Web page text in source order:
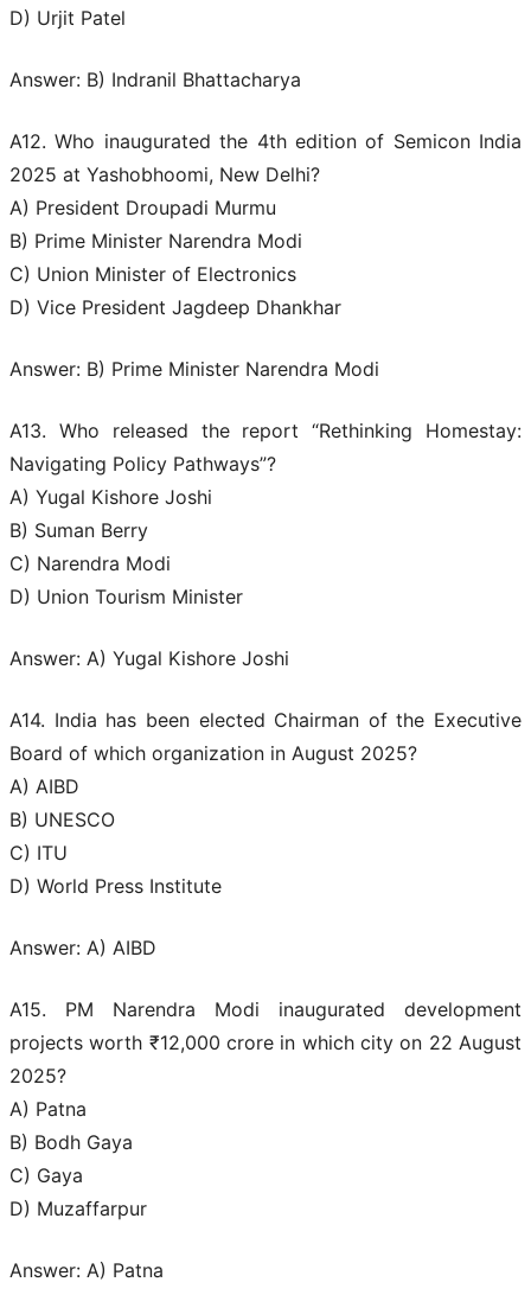
D) Urjit Patel
Answer: B) Indranil Bhattacharya
A12. Who inaugurated the 4th edition of Semicon India
2025 at Yashobhoomi, New Delhi?
A) President Droupadi Murmu
B) Prime Minister Narendra Modi
C) Union Minister of Electronics
D) Vice President Jagdeep Dhankhar
Answer: B) Prime Minister Narendra Modi
A13. Who released the report “Rethinking Homestay:
Navigating Policy Pathways”?
A) Yugal Kishore Joshi
B) Suman Berry
C) Narendra Modi
D) Union Tourism Minister
Answer: A) Yugal Kishore Joshi
A14. India has been elected Chairman of the Executive
Board of which organization in August 2025?
A) AIBD
B) UNESCO
C) ITU
D) World Press Institute
Answer: A) AIBD
A15. PM Narendra Modi inaugurated development
projects worth ₹12,000 crore in which city on 22 August
2025?
A) Patna
B) Bodh Gaya
C) Gaya
D) Muzaffarpur
Answer: A) Patna